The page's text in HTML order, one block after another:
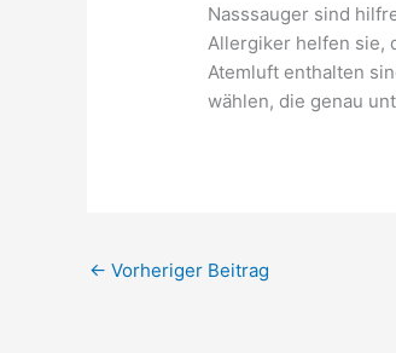
Nasssauger sind
Allergiker helfen sie,
Atemluft enthalten
wählen, die genau
← Vorheriger Beitrag